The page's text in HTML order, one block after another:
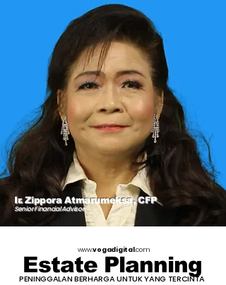
Senior Financial Advisor
Ir. Zippora Atmarumeksa, CFP
Estate Planning
PENINGGALAN BERHARGA UNTUK YANG TERCINTA
www.vogadigital.com